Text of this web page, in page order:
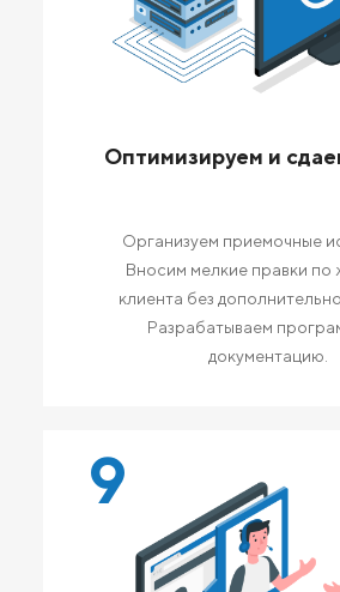
Оптимизируем и
Организуем приемочные
Вносим мелкие правки по
клиента без
Разрабатываем
документацию.
9